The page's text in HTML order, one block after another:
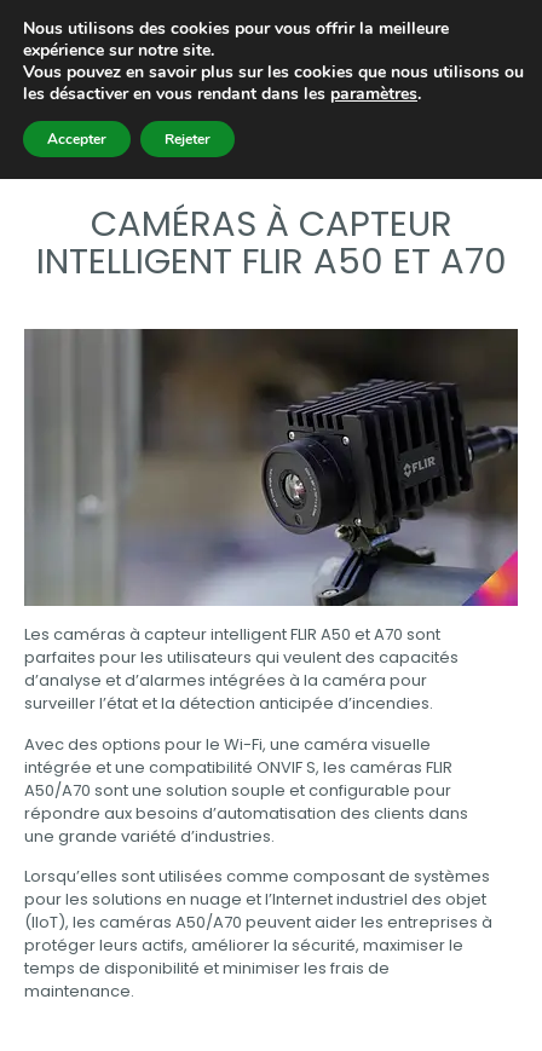
CAMÉRAS À CAPTEUR
INTELLIGENT FLIR A50 ET A70
Les caméras à capteur intelligent FLIR A50 et A70 sont
parfaites pour les utilisateurs qui veulent des capacités
d’analyse et d’alarmes intégrées à la caméra pour
surveiller l’état et la détection anticipée d’incendies.
Avec des options pour le Wi-Fi, une caméra visuelle
intégrée et une compatibilité ONVIF S, les caméras FLIR
A50/A70 sont une solution souple et configurable pour
répondre aux besoins d’automatisation des clients dans
une grande variété d’industries.
Lorsqu’elles sont utilisées comme composant de systèmes
pour les solutions en nuage et l’Internet industriel des objet
(IIoT), les caméras A50/A70 peuvent aider les entreprises à
protéger leurs actifs, améliorer la sécurité, maximiser le
temps de disponibilité et minimiser les frais de
maintenance.
Nous utilisons des cookies pour vous offrir la meilleure
expérience sur notre site.
Vous pouvez en savoir plus sur les cookies que nous utilisons ou
les désactiver en vous rendant dans les paramètres.
Accepter Rejeter